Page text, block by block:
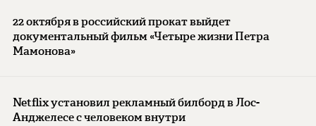
22 октября в российский прокат выйдет
документальный фильм «Четыре жизни Петра
Мамонова»
Netflix установил рекламный билборд в Лос-
Анджелесе с человеком внутри